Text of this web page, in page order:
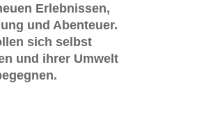
Erlebnissen,
und Abenteuer.
sich selbst
und ihrer Umwelt